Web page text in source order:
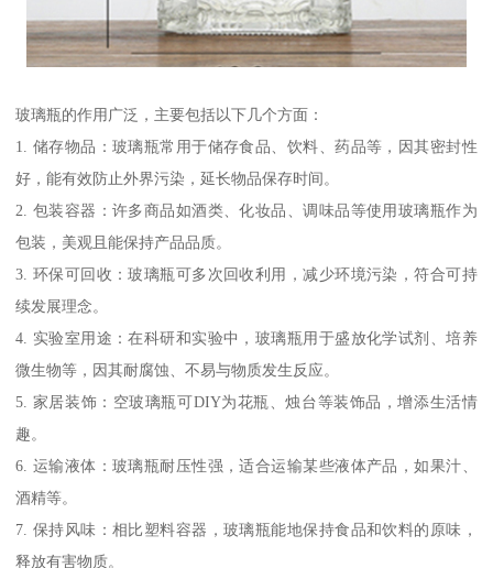
玻璃瓶的作用广泛，主要包括以下几个方面：
1. 储存物品：玻璃瓶常用于储存食品、饮料、药品等，因其密封性
好，能有效防止外界污染，延长物品保存时间。
2. 包装容器：许多商品如酒类、化妆品、调味品等使用玻璃瓶作为
包装，美观且能保持产品品质。
3. 环保可回收：玻璃瓶可多次回收利用，减少环境污染，符合可持
续发展理念。
4. 实验室用途：在科研和实验中，玻璃瓶用于盛放化学试剂、培养
微生物等，因其耐腐蚀、不易与物质发生反应。
5. 家居装饰：空玻璃瓶可DIY为花瓶、烛台等装饰品，增添生活情
趣。
6. 运输液体：玻璃瓶耐压性强，适合运输某些液体产品，如果汁、
酒精等。
7. 保持风味：相比塑料容器，玻璃瓶能地保持食品和饮料的原味，
释放有害物质。